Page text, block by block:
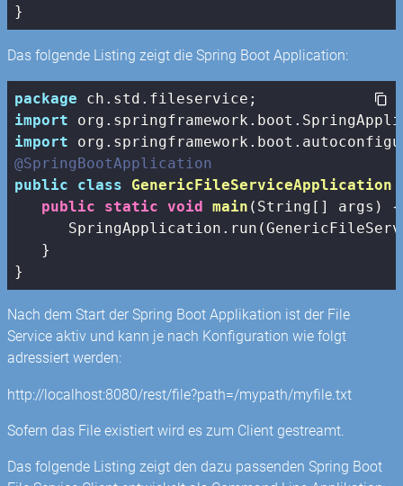
Das folgende Listing zeigt die Spring Boot Application:
package
import
import
@SpringBootApplication
public
class GenericFileServiceApplication
public
static void main (String[] args)
{
   }
Nach dem Start der Spring Boot Applikation ist der File
Service aktiv und kann je nach Konfiguration wie folgt
adressiert werden:
http://localhost:8080/rest/file?path=/mypath/myfile.txt
Sofern das File existiert wird es zum Client gestreamt.
Das folgende Listing zeigt den dazu passenden Spring Boot